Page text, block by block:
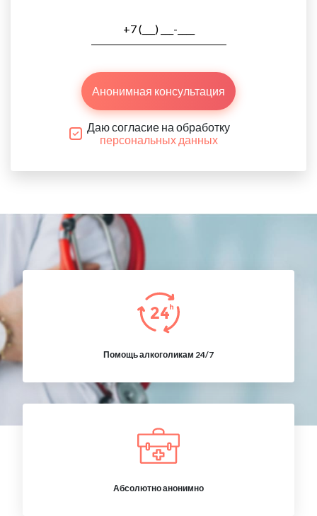
Анонимная консультация
Даю согласие на обработку
персональных данных
Помощь алкоголикам 24/7
Абсолютно анонимно